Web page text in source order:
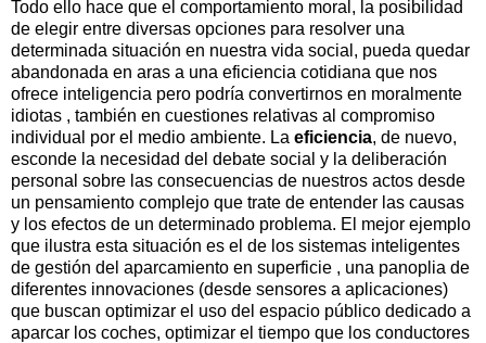
Todo ello hace que el comportamiento moral, la posibilidad
de elegir entre diversas opciones para resolver una
determinada situación en nuestra vida social, pueda quedar
abandonada en aras a una eficiencia cotidiana que nos
ofrece inteligencia pero podría convertirnos en moralmente
idiotas , también en cuestiones relativas al compromiso
individual por el medio ambiente. La eficiencia, de nuevo,
esconde la necesidad del debate social y la deliberación
personal sobre las consecuencias de nuestros actos desde
un pensamiento complejo que trate de entender las causas
y los efectos de un determinado problema. El mejor ejemplo
que ilustra esta situación es el de los sistemas inteligentes
de gestión del aparcamiento en superficie , una panoplia de
diferentes innovaciones (desde sensores a aplicaciones)
que buscan optimizar el uso del espacio público dedicado a
aparcar los coches, optimizar el tiempo que los conductores